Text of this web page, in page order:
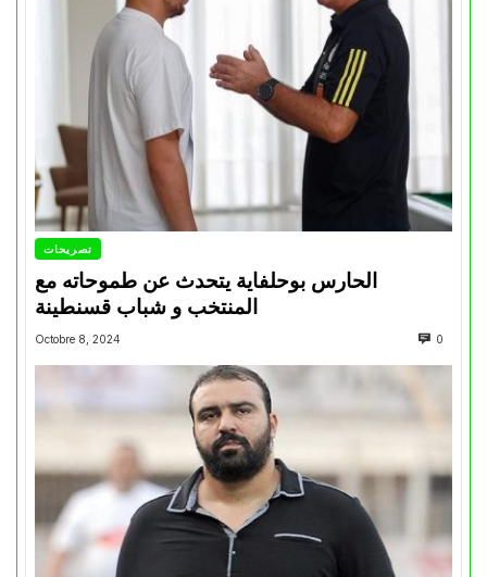
تصريحات
الحارس بوحلفاية يتحدث عن طموحاته مع
المنتخب و شباب قسنطينة
Octobre 8, 2024 0